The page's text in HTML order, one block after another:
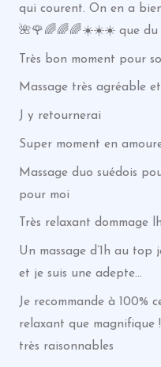
qui courent. On en a
🌺🌹🌈🌈🌈☀️☀️☀️ que du
Très bon moment pour
Massage très agréable
J y retournerai
Super moment en
Massage duo suédois
pour moi
Très relaxant dommage
Un massage d’1h au top
et je suis une adepte…
Je recommande à 100%
relaxant que magnifique
très raisonnables